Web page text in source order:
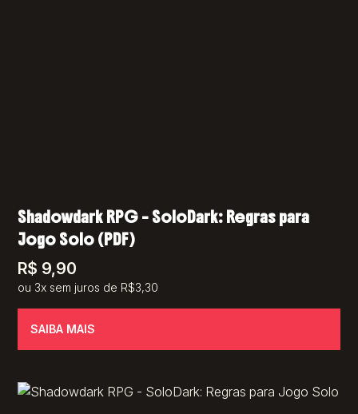
Shadowdark RPG – SoloDark: Regras para
Jogo Solo (PDF)
R$ 9,90
ou 3x sem juros de R$3,30
SAIBA MAIS